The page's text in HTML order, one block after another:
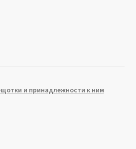
и принадлежности к ним